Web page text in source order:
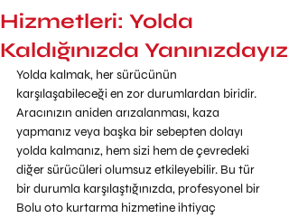
Hizmetleri: Yolda
Kaldığınızda Yanınızdayız
Yolda kalmak, her sürücünün
karşılaşabileceği en zor durumlardan biridir.
Aracınızın aniden arızalanması, kaza
yapmanız veya başka bir sebepten dolayı
yolda kalmanız, hem sizi hem de çevredeki
diğer sürücüleri olumsuz etkileyebilir. Bu tür
bir durumla karşılaştığınızda, profesyonel bir
Bolu oto kurtarma hizmetine ihtiyaç